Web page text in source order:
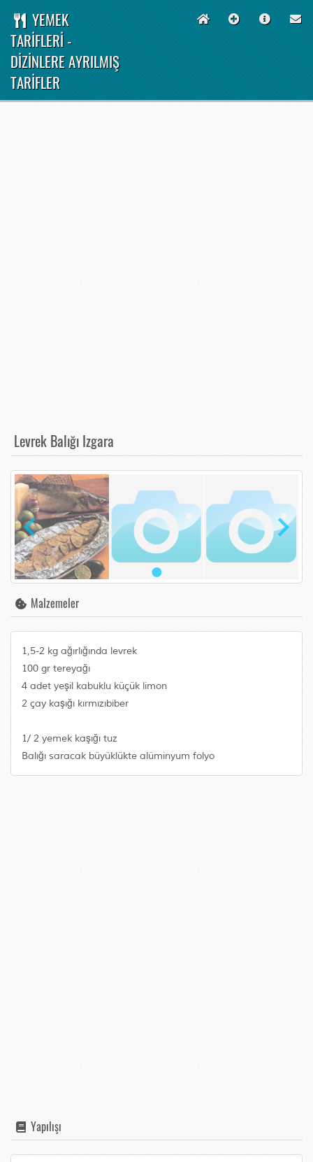
YEMEK
TARİFLERİ -
DİZİNLERE AYRILMIŞ
TARİFLER
Levrek Balığı Izgara
Malzemeler
1,5-2 kg ağırlığında levrek
100 gr tereyağı
4 adet yeşil kabuklu küçük limon
2 çay kaşığı kırmızıbiber
1/ 2 yemek kaşığı tuz
Balığı saracak büyüklükte alüminyum folyo
Yapılışı